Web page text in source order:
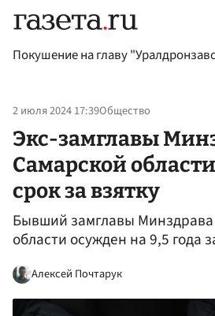
Покушение на главу
2 июля 2024 17:39Общество
Экс-замглавы
Самарской
срок за взятку
Бывший замглавы
области осужден на 9,5 года
Алексей Почтарук